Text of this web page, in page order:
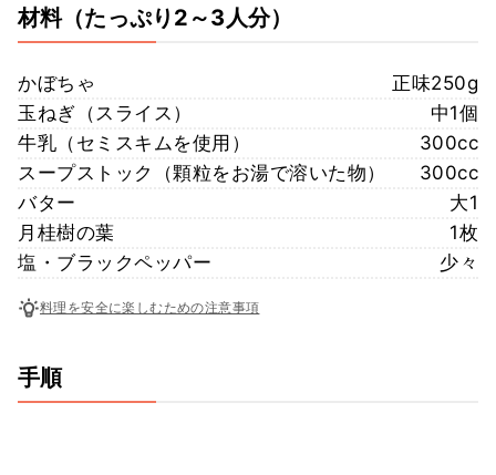
材料（たっぷり2～3人分）
かぼちゃ
正味250g
玉ねぎ（スライス）
中1個
牛乳（セミスキムを使用）
300cc
スープストック（顆粒をお湯で溶いた物）
300cc
バター
大1
月桂樹の葉
1枚
塩・ブラックペッパー
少々
料理を安全に楽しむための注意事項
手順